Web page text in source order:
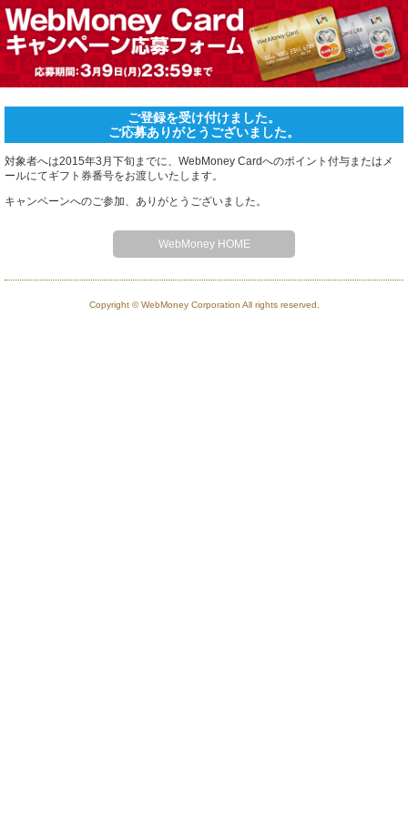
ホーム
ご登録を受け付けました。
ご応募ありがとうございました。
対象者へは2015年3月下旬までに、WebMoney Cardへのポイント付与またはメ
ールにてギフト券番号をお渡しいたします。
キャンペーンへのご参加、ありがとうございました。
WebMoney HOME
Copyright © WebMoney Corporation All rights reserved.